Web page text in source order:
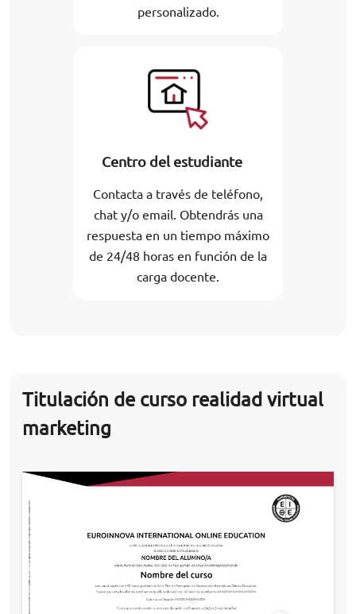
personalizado.
Centro del estudiante
Contacta a través de teléfono,
chat y/o email. Obtendrás una
respuesta en un tiempo máximo
de 24/48 horas en función de la
carga docente.
Titulación de curso realidad virtual
marketing